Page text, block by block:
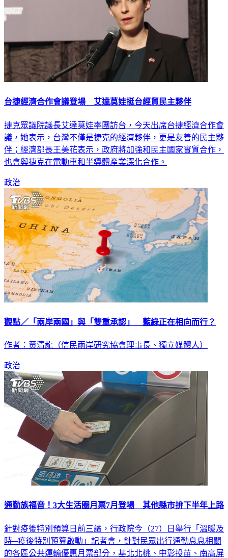
台捷經濟合作會議登場 艾達莫娃挺台經貿民主夥伴
捷克眾議院議長艾達莫娃率團訪台，今天出席台捷經濟合作會
議，她表示，台灣不僅是捷克的經濟夥伴，更是友善的民主夥
伴；經濟部長王美花表示，政府將加強和民主國家實質合作，
也會與捷克在電動車和半導體產業深化合作。
政治
觀點／「兩岸兩國」與「雙重承認」 藍綠正在相向而行？
作者：黃清龍（信民兩岸研究協會理事長、獨立媒體人）
政治
通勤族福音！3大生活圈月票7月登場 其他縣市拚下半年上路
針對疫後特別預算日前三讀，行政院今（27）日舉行「溫暖及
時─疫後特別預算啟動」記者會，針對民眾出行通勤息息相關
的各區公共運輸優惠月票部分，基北北桃、中彰投苗、南高屏